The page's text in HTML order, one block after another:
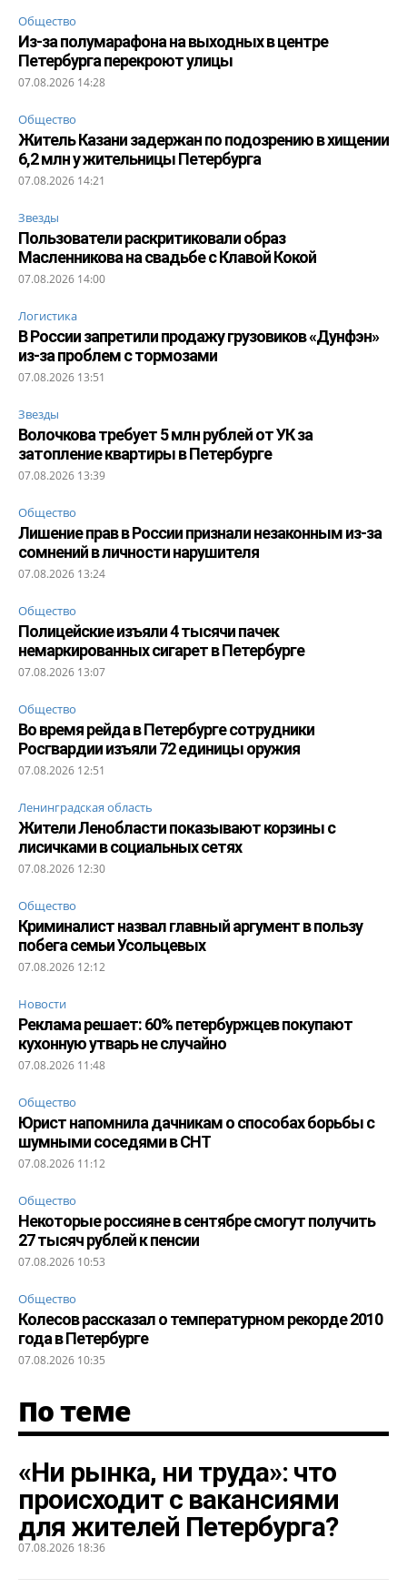
Общество
Из-за полумарафона на выходных в центре
Петербурга перекроют улицы
07.08.2026 14:28
Общество
Житель Казани задержан по подозрению в хищении
6,2 млн у жительницы Петербурга
07.08.2026 14:21
Звезды
Пользователи раскритиковали образ
Масленникова на свадьбе с Клавой Кокой
07.08.2026 14:00
Логистика
В России запретили продажу грузовиков «Дунфэн»
из-за проблем с тормозами
07.08.2026 13:51
Звезды
Волочкова требует 5 млн рублей от УК за
затопление квартиры в Петербурге
07.08.2026 13:39
Общество
Лишение прав в России признали незаконным из-за
сомнений в личности нарушителя
07.08.2026 13:24
Общество
Полицейские изъяли 4 тысячи пачек
немаркированных сигарет в Петербурге
07.08.2026 13:07
Общество
Во время рейда в Петербурге сотрудники
Росгвардии изъяли 72 единицы оружия
07.08.2026 12:51
Ленинградская область
Жители Ленобласти показывают корзины с
лисичками в социальных сетях
07.08.2026 12:30
Общество
Криминалист назвал главный аргумент в пользу
побега семьи Усольцевых
07.08.2026 12:12
Новости
Реклама решает: 60% петербуржцев покупают
кухонную утварь не случайно
07.08.2026 11:48
Общество
Юрист напомнила дачникам о способах борьбы с
шумными соседями в СНТ
07.08.2026 11:12
Общество
Некоторые россияне в сентябре смогут получить
27 тысяч рублей к пенсии
07.08.2026 10:53
Общество
Колесов рассказал о температурном рекорде 2010
года в Петербурге
07.08.2026 10:35
По теме
«Ни рынка, ни труда»: что
происходит с вакансиями
для жителей Петербурга?
07.08.2026 18:36